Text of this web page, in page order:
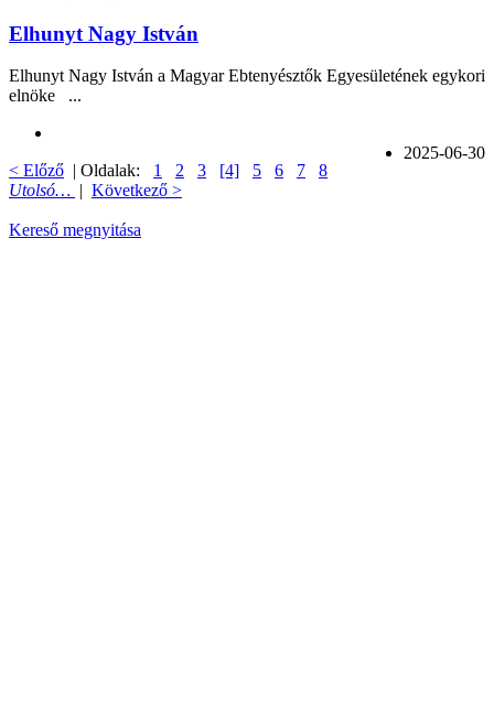
Elhunyt Nagy István
Elhunyt Nagy István a Magyar Ebtenyésztők Egyesületének egykori
elnöke ...
2025-06-30
< Előző | Oldalak: 1 2 3 [4] 5 6 7
8
Utolsó… | Következő >
Kereső megnyitása